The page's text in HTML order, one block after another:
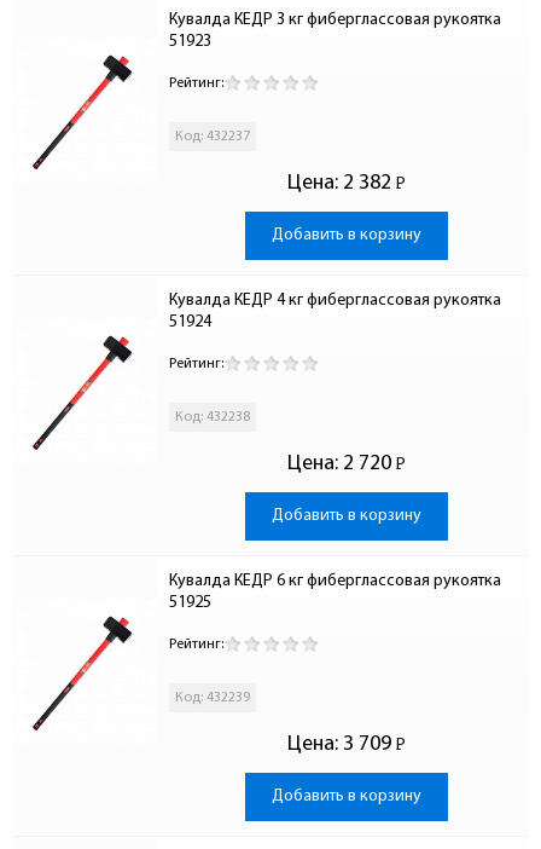
Кувалда КЕДР 3 кг фиберглассовая рукоятка
51923
Рейтинг:
Код: 432237
Цена: 2 382 Р
-
Добавить в корзину
Кувалда КЕДР 4 кг фиберглассовая рукоятка
51924
Рейтинг:
Код: 432238
Цена: 2 720 Р
-
Добавить в корзину
Кувалда КЕДР 6 кг фиберглассовая рукоятка
51925
Рейтинг:
Код: 432239
Цена: 3 709 Р
-
Добавить в корзину